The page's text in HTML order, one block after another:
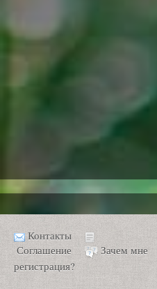
Контакты
Соглашение
Зачем мне
регистрация?